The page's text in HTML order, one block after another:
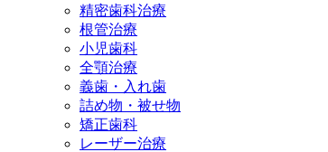
精密歯科治療
根管治療
小児歯科
全顎治療
義歯・入れ歯
詰め物・被せ物
矯正歯科
レーザー治療